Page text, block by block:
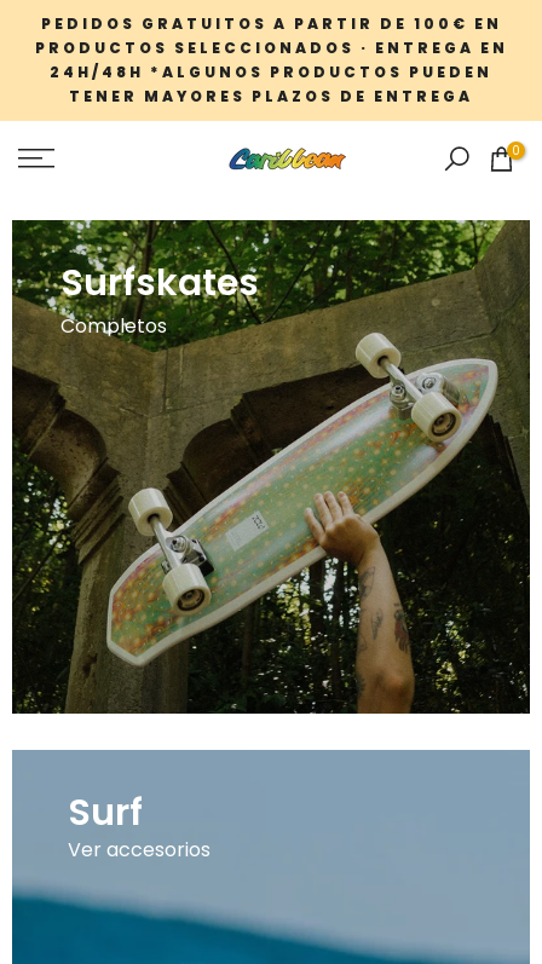
Saltar
contenido
PEDIDOS GRATUITOS A PARTIR DE 100€ EN
PRODUCTOS SELECCIONADOS · ENTREGA EN
24H/48H *ALGUNOS PRODUCTOS PUEDEN
TENER MAYORES PLAZOS DE ENTREGA
0
Surfskates
Completos
Surf
Ver accesorios